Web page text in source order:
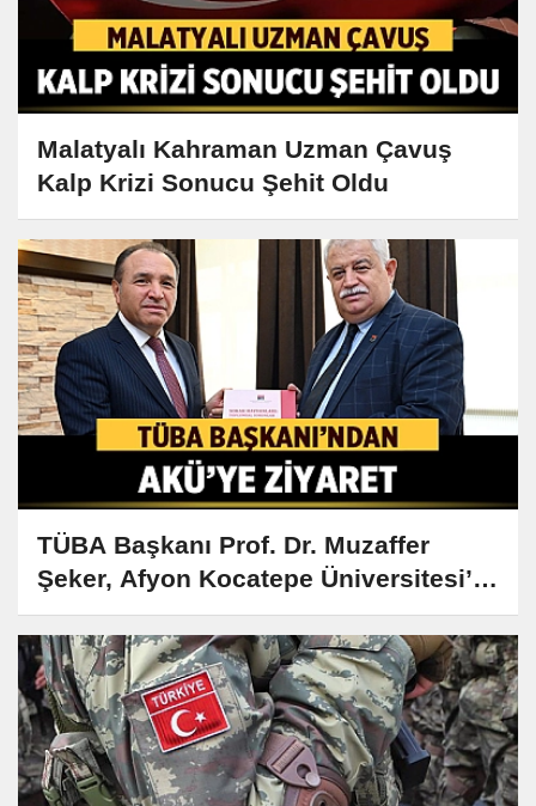
Malatyalı Kahraman Uzman Çavuş
Kalp Krizi Sonucu Şehit Oldu
TÜBA Başkanı Prof. Dr. Muzaffer
Şeker, Afyon Kocatepe Üniversitesi’ni
Ziyaret Etti